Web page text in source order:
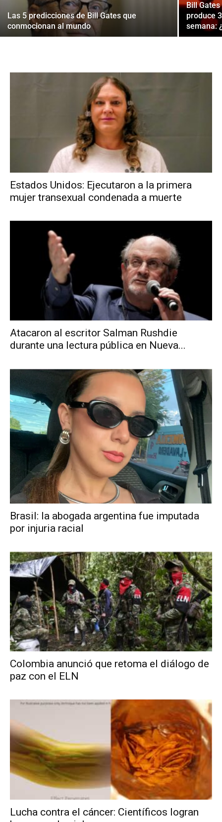
Las 5 predicciones de Bill Gates que
conmocionan al mundo
Bill
produce
semana:
Estados Unidos: Ejecutaron a la primera
mujer transexual condenada a muerte
Atacaron al escritor Salman Rushdie
durante una lectura pública en Nueva...
Brasil: la abogada argentina fue imputada
por injuria racial
Colombia anunció que retoma el diálogo de
paz con el ELN
Lucha contra el cáncer: Científicos logran